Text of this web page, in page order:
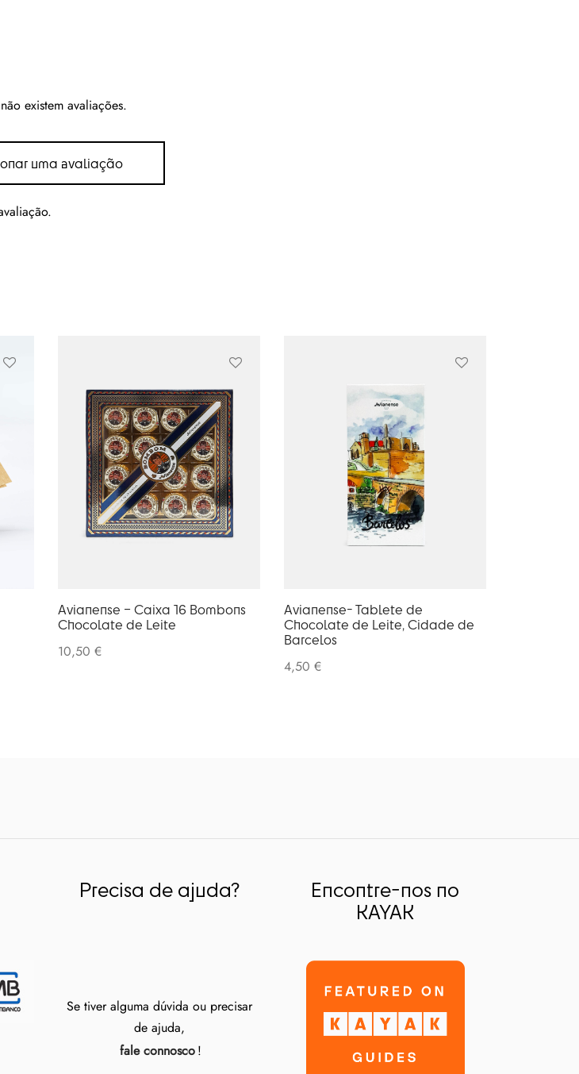
existem avaliações.
uma avaliação
Avianense – Caixa 16 Bombons
Chocolate de Leite
10,50 €
Avianense- Tablete de
Chocolate de Leite, Cidade de
Barcelos
4,50 €
Precisa de ajuda?
Se tiver alguma dúvida ou precisar
de ajuda,
fale connosco!
Encontre-nos no
KAYAK